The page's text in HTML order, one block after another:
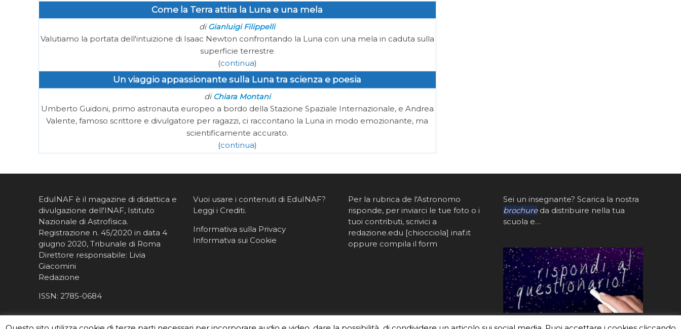
Come la Terra attira la Luna e una mela
diGianluigi Filippelli
Valutiamo la portata dell'intuizione di Isaac Newton confrontando la Luna con una mela in caduta sulla
superficie terrestre
(continua)
Un viaggio appassionante sulla Luna tra scienza e poesia
diChiara Montani
Umberto Guidoni, primo astronauta europeo a bordo della Stazione Spaziale Internazionale, e Andrea
Valente, famoso scrittore e divulgatore per ragazzi, ci raccontano la Luna in modo emozionante, ma
scientificamente accurato.
(continua)
EduINAF è il magazine di didattica e
divulgazione dell'INAF, Istituto
Nazionale di Astrofisica.
Registrazione n. 45/2020 in data 4
giugno 2020, Tribunale di Roma
Direttore responsabile: Livia
Giacomini
Redazione
ISSN: 2785-0684
Vuoi usare i contenuti di EduINAF?
Leggi i Crediti.
Informativa sulla Privacy
Informatva sui Cookie
Per la rubrica de l'Astronomo
risponde, per inviarci le tue foto o i
tuoi contributi, scrivici a
redazione.edu [chiocciola] inaf.it
oppure compila il form
Sei un insegnante? Scarica la nostra
brochureda distribuire nella tua
scuola e…